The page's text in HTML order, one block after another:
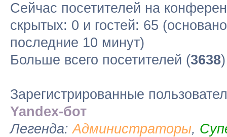
Сейчас посетителей на
скрытых: 0 и гостей: 65
последние 10 минут)
Больше всего посетителей (3638
Зарегистрированные
Yandex-бот
Легенда:Администраторы,